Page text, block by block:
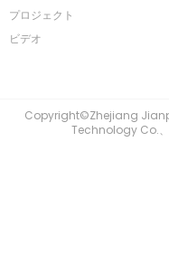
プロジェクト
ビデオ
Copyright©Zhejiang
Technology Co.、